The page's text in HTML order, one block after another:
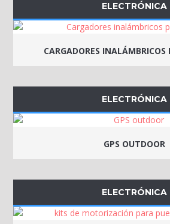
ELECTRÓNICA
CARGADORES INALÁMBRICOS
ELECTRÓNICA
GPS OUTDOOR
ELECTRÓNICA